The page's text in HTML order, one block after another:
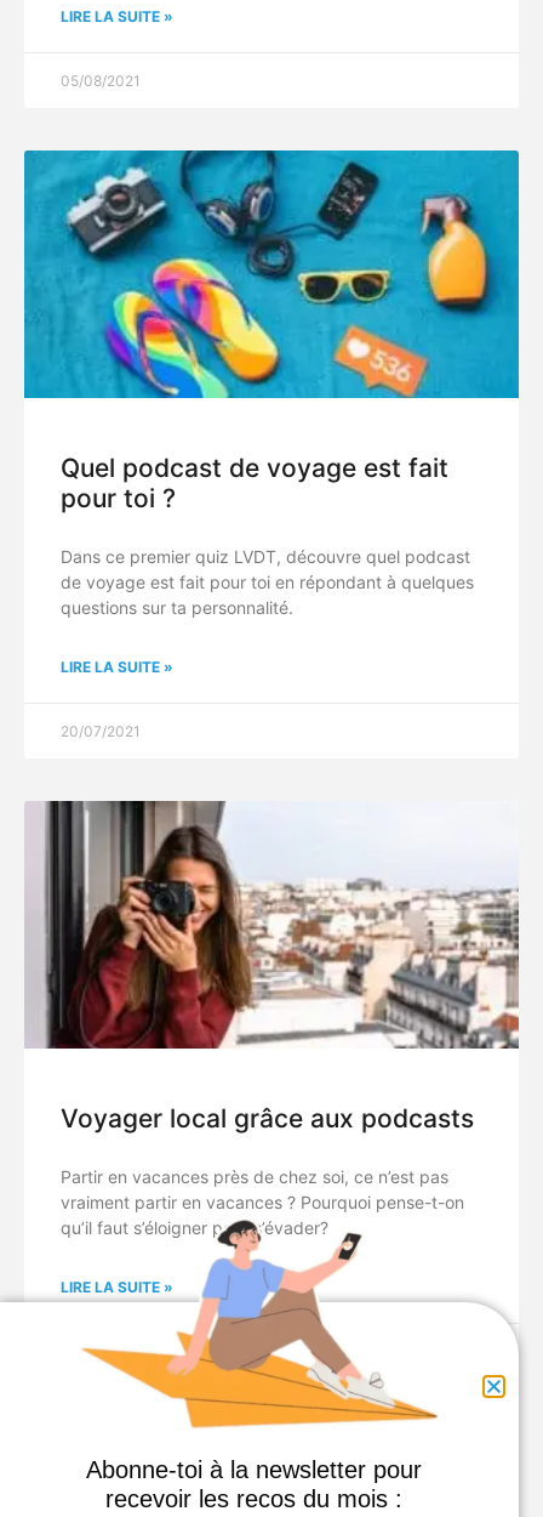
LIRE LA SUITE »
05/08/2021
Quel podcast de voyage est fait
pour toi ?
Dans ce premier quiz LVDT, découvre quel podcast
de voyage est fait pour toi en répondant à quelques
questions sur ta personnalité.
LIRE LA SUITE »
20/07/2021
Voyager local grâce aux podcasts
Partir en vacances près de chez soi, ce n’est pas
vraiment partir en vacances ? Pourquoi pense-t-on
qu’il faut s’éloigner pour s’évader?
LIRE LA SUITE »
30/06/2021
Abonne-toi à la newsletter pour
recevoir les recos du mois :